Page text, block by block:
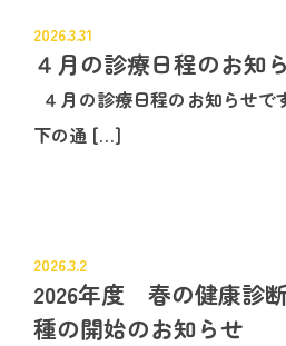
2026.3.31
４月の診療日程のお知
４月の診療日程のお知らせ
下の通 […]
2026.3.2
2026年度 春の健康診
種の開始のお知らせ